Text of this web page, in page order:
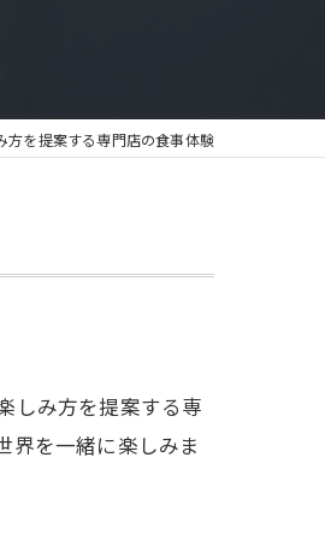
方を提案する専門店の食事体験
しみ方を提案する専
界を一緒に楽しみま